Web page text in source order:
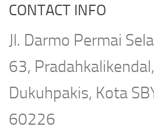
CONTACT INFO
Jl. Darmo Permai
63,
Dukuhpakis, Kota
60226